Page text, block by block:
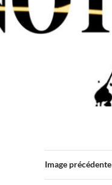
Image précédente